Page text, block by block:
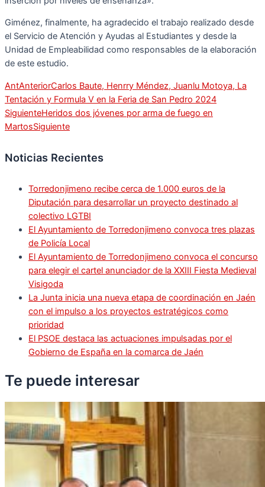
Giménez, finalmente, ha agradecido el trabajo realizado desde
el Servicio de Atención y Ayudas al Estudiantes y desde la
Unidad de Empleabilidad como responsables de la elaboración
de este estudio.
AntAnteriorCarlos Baute, Henrry Méndez, Juanlu Motoya, La
Tentación y Formula V en la Feria de San Pedro 2024
SiguienteHeridos dos jóvenes por arma de fuego en
MartosSiguiente
Noticias Recientes
Torredonjimeno recibe cerca de 1.000 euros de la
Diputación para desarrollar un proyecto destinado al
colectivo LGTBI
El Ayuntamiento de Torredonjimeno convoca tres plazas
de Policía Local
El Ayuntamiento de Torredonjimeno convoca el concurso
para elegir el cartel anunciador de la XXIII Fiesta Medieval
Visigoda
La Junta inicia una nueva etapa de coordinación en Jaén
con el impulso a los proyectos estratégicos como
prioridad
El PSOE destaca las actuaciones impulsadas por el
Gobierno de España en la comarca de Jaén
Te puede interesar